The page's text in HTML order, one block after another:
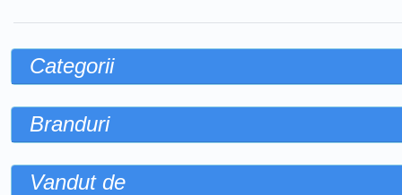
Categorii
Branduri
Vandut de